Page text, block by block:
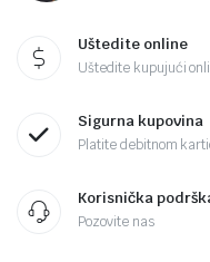
Uštedite online
Uštedite kupujući
Sigurna kupovina
Platite debitnom
Korisnička
Pozovite nas